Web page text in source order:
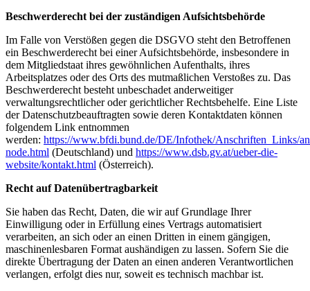
Beschwerderecht bei der zuständigen Aufsichtsbehörde
Im Falle von Verstößen gegen die DSGVO steht den Betroffenen
ein Beschwerderecht bei einer Aufsichtsbehörde, insbesondere in
dem Mitgliedstaat ihres gewöhnlichen Aufenthalts, ihres
Arbeitsplatzes oder des Orts des mutmaßlichen Verstoßes zu. Das
Beschwerderecht besteht unbeschadet anderweitiger
verwaltungsrechtlicher oder gerichtlicher Rechtsbehelfe. Eine Liste
der Datenschutzbeauftragten sowie deren Kontaktdaten können
folgendem Link entnommen
werden: https://www.bfdi.bund.de/DE/Infothek/Anschriften_Links/
node.html (Deutschland) und https://www.dsb.gv.at/ueber-die-
website/kontakt.html (Österreich).
Recht auf Datenübertragbarkeit
Sie haben das Recht, Daten, die wir auf Grundlage Ihrer
Einwilligung oder in Erfüllung eines Vertrags automatisiert
verarbeiten, an sich oder an einen Dritten in einem gängigen,
maschinenlesbaren Format aushändigen zu lassen. Sofern Sie die
direkte Übertragung der Daten an einen anderen Verantwortlichen
verlangen, erfolgt dies nur, soweit es technisch machbar ist.